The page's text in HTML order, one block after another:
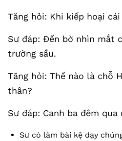
Tăng hỏi: Khi kiếp hoại
Sư đáp: Đến bờ nhìn mắt
trường sầu.
Tăng hỏi: Thế nào là chỗ
thân?
Sư đáp: Canh ba đêm
Sư có làm bài kệ dạy